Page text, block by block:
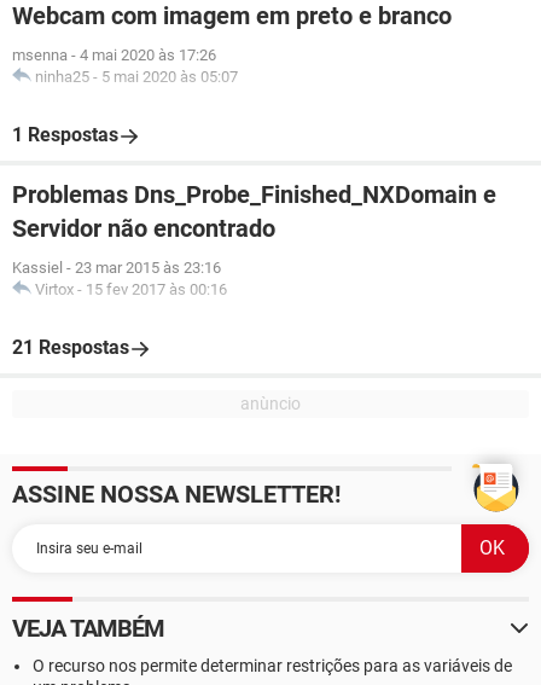
Webcam com imagem em preto e branco
msenna - 4 mai 2020 às 17:26
ninha25 - 5 mai 2020 às 05:07
1 Respostas
Problemas Dns_Probe_Finished_NXDomain e
Servidor não encontrado
Kassiel - 23 mar 2015 às 23:16
Virtox - 15 fev 2017 às 00:16
21 Respostas
ASSINE NOSSA NEWSLETTER!
VEJA TAMBÉM
O recurso nos permite determinar restrições para as variáveis de